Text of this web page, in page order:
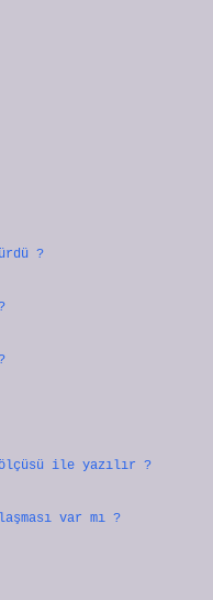
?
ölçüsü ile yazılır ?
var mı ?